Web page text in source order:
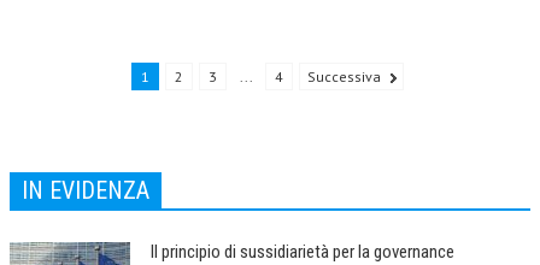
TESI DI LAUREA
MATERIALE DIDATTICO
1 2 3 ... 4 Successiva
IN EVIDENZA
Il principio di sussidiarietà per la governance